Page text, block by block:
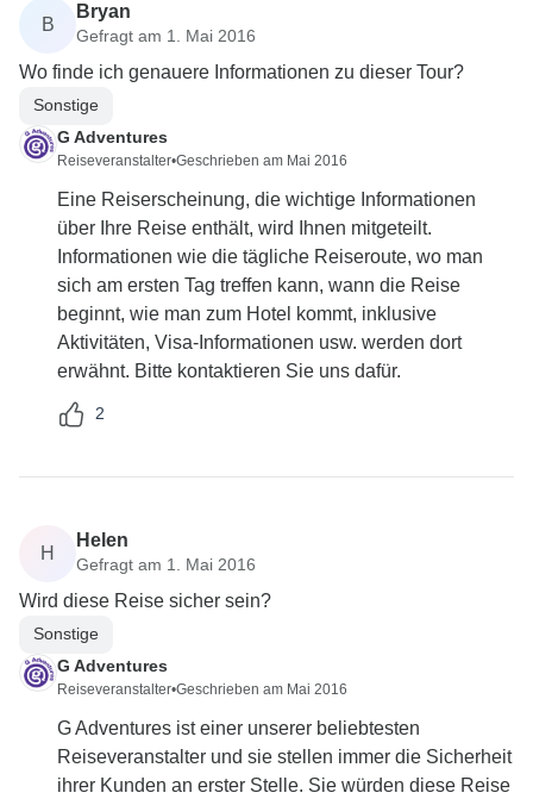
B
Bryan
Gefragt am 1. Mai 2016
Wo finde ich genauere Informationen zu dieser Tour?
Sonstige
G Adventures
Reiseveranstalter•Geschrieben am Mai 2016
Eine Reiserscheinung, die wichtige Informationen
über Ihre Reise enthält, wird Ihnen mitgeteilt.
Informationen wie die tägliche Reiseroute, wo man
sich am ersten Tag treffen kann, wann die Reise
beginnt, wie man zum Hotel kommt, inklusive
Aktivitäten, Visa-Informationen usw. werden dort
erwähnt. Bitte kontaktieren Sie uns dafür.
2
H
Helen
Gefragt am 1. Mai 2016
Wird diese Reise sicher sein?
Sonstige
G Adventures
Reiseveranstalter•Geschrieben am Mai 2016
G Adventures ist einer unserer beliebtesten
Reiseveranstalter und sie stellen immer die Sicherheit
ihrer Kunden an erster Stelle. Sie würden diese Reise